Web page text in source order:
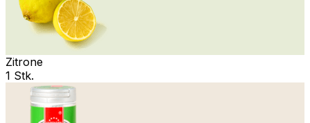
Zitrone
1 Stk.